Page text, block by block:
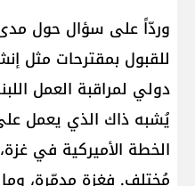
وردّاً على سؤال حول مدى
للقبول بمقترحات مثل
دولي لمراقبة العمل
يُشبه ذاك الذي يعمل
الخطة الأميركية في
مُختلِف. فغزة مدمّرة،